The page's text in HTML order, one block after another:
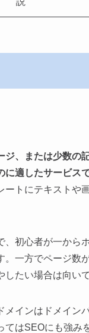
ジ、または少数の
に適したサービスで
ートにテキストや
、初心者が一から
。一方でページ数
したい場合は向い
メインはドメイン
てはSEOにも強み